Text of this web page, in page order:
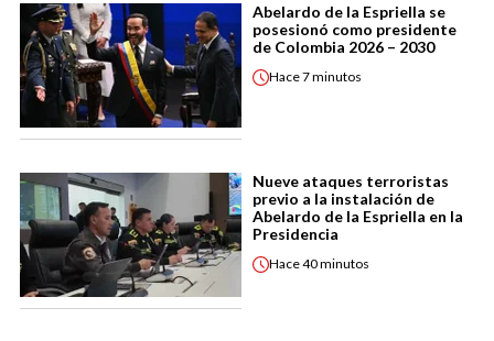
Abelardo de la Espriella se
posesionó como presidente
de Colombia 2026 – 2030
Hace7 minutos
Nueve ataques terroristas
previo a la instalación de
Abelardo de la Espriella en la
Presidencia
Hace40 minutos